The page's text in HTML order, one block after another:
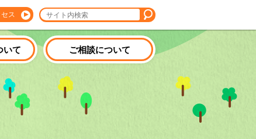
ス
いて ご相談について